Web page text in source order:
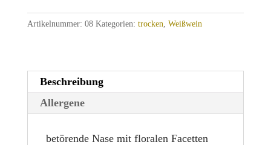
Artikelnummer: 08 Kategorien: trocken Weißwein
Beschreibung
Allergene
betörende Nase mit floralen Facetten